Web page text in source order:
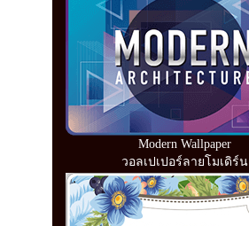
Modern Wallpaper
วอลเปเปอร์ลายโมเดิร์น